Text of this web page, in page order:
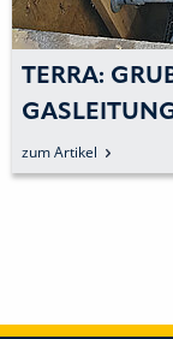
TERRA:
zum Artikel